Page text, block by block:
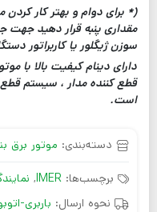
(* برای دوام و بهتر کار
مقداری پنبه قرار دهید جهت
سوزن ژیگلور یا کاربراتور
است.
دسته‌بندی: موتور برق
برچسب‌ها: IMER
,
نحوه ارسال: باربری-